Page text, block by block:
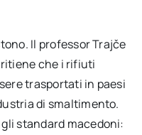
Il professor Trajče
che i rifiuti
trasportati in paesi
di smaltimento.
standard macedoni: